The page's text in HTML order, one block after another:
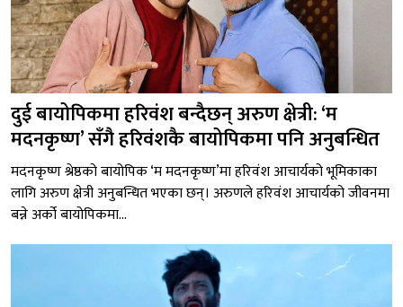
दुई बायोपिकमा हरिवंश बन्दैछन् अरुण क्षेत्री: ‘म
मदनकृष्ण’ सँगै हरिवंशकै बायोपिकमा पनि अनुबन्धित
मदनकृष्ण श्रेष्ठको बायोपिक ‘म मदनकृष्ण’मा हरिवंश आचार्यको भूमिकाका
लागि अरुण क्षेत्री अनुबन्धित भएका छन्। अरुणले हरिवंश आचार्यको जीवनमा
बन्ने अर्को बायोपिकमा...